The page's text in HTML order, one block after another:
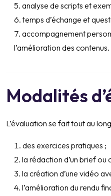
analyse de scripts et
temps d’échange et
accompagnement
l’amélioration des contenus.
Modalités
L’évaluation se fait tout au
des exercices pratiques ;
la rédaction d’un brief ou
la création d’une vidéo
l’amélioration du rendu